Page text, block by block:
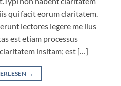
qui facit eorum claritatem.
lectores legere me lius
est etiam processus
insitam; est […]
→